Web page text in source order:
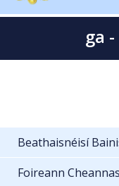
ga
Beathaisnéisí
Foireann